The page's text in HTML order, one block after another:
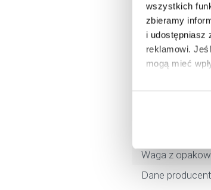
wszystkich
zbieramy
i udostępniasz
reklamowi.
mogą mieć
Aby uzyskać
Marka
Seria
Nr katalogowy
Długość
Waga z
Dane